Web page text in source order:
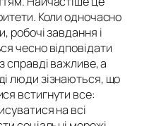
Коли одночасно
робочі завдання і
чесно відповідати
справді важливе, а
люди зізнаються, що
встигнути все:
на всі